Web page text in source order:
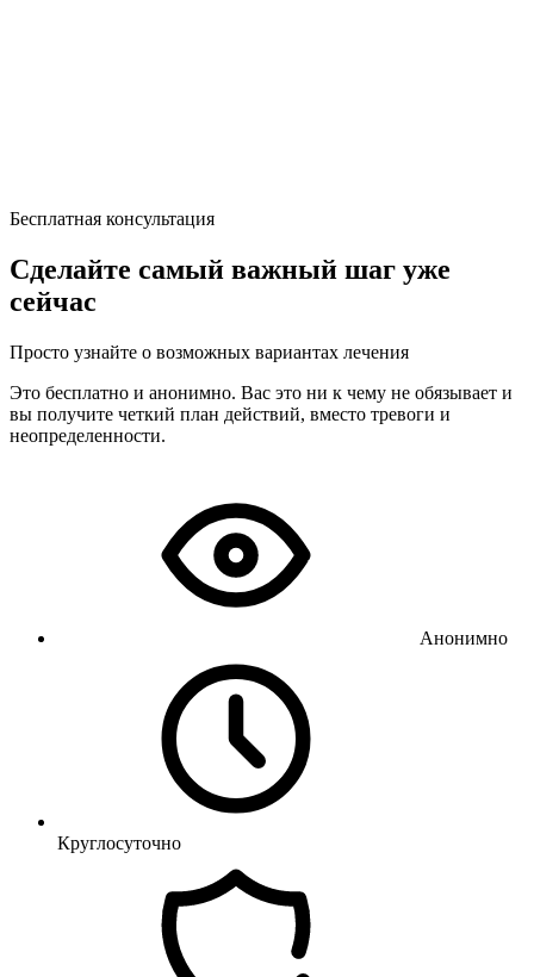
Бесплатная консультация
Сделайте самый важный шаг уже
сейчас
Просто узнайте о возможных вариантах лечения
Это бесплатно и анонимно. Вас это ни к чему не обязывает и
вы получите четкий план действий, вместо тревоги и
неопределенности.
Анонимно
Круглосуточно